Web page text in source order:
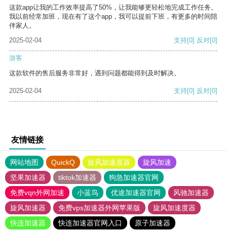
这款app让我的工作效率提高了50%，让我能够更轻松地完成工作任务。
我以前经常加班，现在有了这个app，我可以提前下班，有更多的时间陪
伴家人。
2025-02-04
支持[0] 反对[0]
游客
这款软件的售后服务非常好，遇到问题都能得到及时解决。
2025-02-04 支持[0] 反对[0]
友情链接
网站地图 QuickQ 旋风加速度器
旋风加速
坚果加速器
tiktok加速器
狗急加速器官网
免费vqn外网加速
小蓝鸟 优途加速器官网
风驰加速器
旋风加速器
免费vps加速器外网苹果版
旋风加速度器
快连加速器
快连加速器官网入口 原子加速器